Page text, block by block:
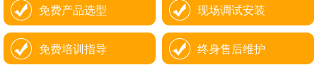
免费产品选型 现场调试安装
免费培训指导 终身售后维护